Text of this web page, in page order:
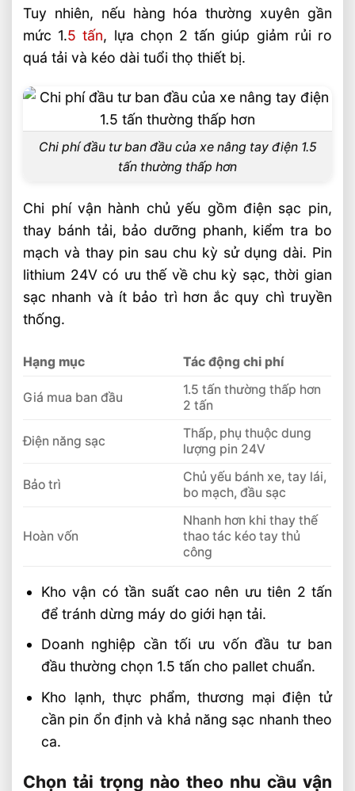
Tuy nhiên, nếu hàng hóa thường xuyên gần
mức 1.5 tấn, lựa chọn 2 tấn giúp giảm rủi ro
quá tải và kéo dài tuổi thọ thiết bị.
Chi phí đầu tư ban đầu của xe nâng tay điện 1.5
tấn thường thấp hơn
Chi phí vận hành chủ yếu gồm điện sạc pin,
thay bánh tải, bảo dưỡng phanh, kiểm tra bo
mạch và thay pin sau chu kỳ sử dụng dài. Pin
lithium 24V có ưu thế về chu kỳ sạc, thời gian
sạc nhanh và ít bảo trì hơn ắc quy chì truyền
thống.
Hạng mục Tác động chi phí
Giá mua ban đầu
1.5 tấn thường thấp hơn
2 tấn
Điện năng sạc
Thấp, phụ thuộc dung
lượng pin 24V
Bảo trì
Chủ yếu bánh xe, tay lái,
bo mạch, đầu sạc
Hoàn vốn
Nhanh hơn khi thay thế
thao tác kéo tay thủ
công
Kho vận có tần suất cao nên ưu tiên 2 tấn
để tránh dừng máy do giới hạn tải.
Doanh nghiệp cần tối ưu vốn đầu tư ban
đầu thường chọn 1.5 tấn cho pallet chuẩn.
Kho lạnh, thực phẩm, thương mại điện tử
cần pin ổn định và khả năng sạc nhanh theo
ca.
Chọn tải trọng nào theo nhu cầu vận